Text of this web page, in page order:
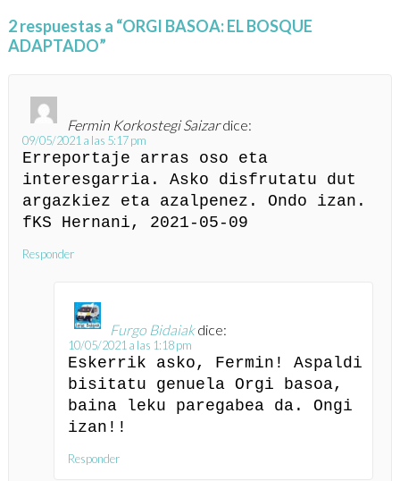
2 respuestas a “ORGI BASOA: EL BOSQUE
ADAPTADO”
Fermin Korkostegi Saizar dice:
09/05/2021 a las 5:17 pm
Erreportaje arras oso eta
interesgarria. Asko disfrutatu dut
argazkiez eta azalpenez. Ondo izan.
fKS Hernani, 2021-05-09
Responder
Furgo Bidaiak dice:
10/05/2021 a las 1:18 pm
Eskerrik asko, Fermin! Aspaldi
bisitatu genuela Orgi basoa,
baina leku paregabea da. Ongi
izan!!
Responder